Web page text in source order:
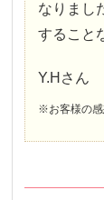
なりまし
すること
Y.Hさん
※お客様の感